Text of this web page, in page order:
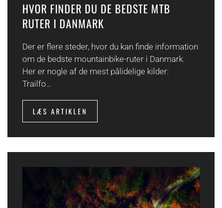
HVOR FINDER DU DE BEDSTE MTB
RUTER I DANMARK
Der er flere steder, hvor du kan finde information
om de bedste mountainbike-ruter i Danmark.
Her er nogle af de mest pålidelige kilder:
Trailfo…
LÆS ARTIKLEN